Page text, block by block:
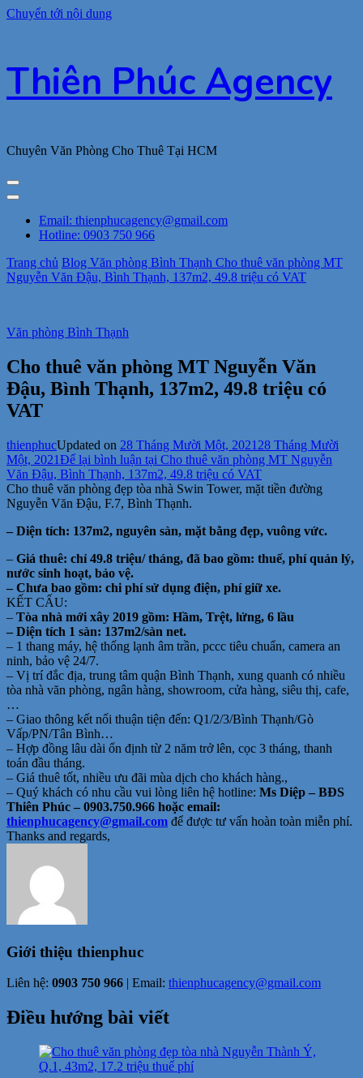
Chuyển tới nội dung
Thiên Phúc Agency
Chuyên Văn Phòng Cho Thuê Tại HCM
Email: thienphucagency@gmail.com
Hotline: 0903 750 966
Trang chủ Blog Văn phòng Bình Thạnh Cho thuê văn phòng MT
Nguyễn Văn Đậu, Bình Thạnh, 137m2, 49.8 triệu có VAT
Văn phòng Bình Thạnh
Cho thuê văn phòng MT Nguyễn Văn
Đậu, Bình Thạnh, 137m2, 49.8 triệu có
VAT
thienphucUpdated on 28 Tháng Mười Một, 2021 28 Tháng Mười
Một, 2021Để lại bình luận tại Cho thuê văn phòng MT Nguyễn
Văn Đậu, Bình Thạnh, 137m2, 49.8 triệu có VAT
Cho thuê văn phòng đẹp tòa nhà Swin Tower, mặt tiền đường
Nguyễn Văn Đậu, F.7, Bình Thạnh.
– Diện tích: 137m2, nguyên sàn, mặt bằng đẹp, vuông vức.
– Giá thuê: chỉ 49.8 triệu/ tháng, đã bao gồm: thuế, phí quản lý,
nước sinh hoạt, bảo vệ.
– Chưa bao gồm: chi phí sử dụng điện, phí giữ xe.
KẾT CẤU:
– Tòa nhà mới xây 2019 gồm: Hầm, Trệt, lửng, 6 lầu
– Diện tích 1 sàn: 137m2/sàn net.
– 1 thang máy, hệ thống lạnh âm trần, pccc tiêu chuẩn, camera an
ninh, bảo vệ 24/7.
– Vị trí đắc địa, trung tâm quận Bình Thạnh, xung quanh có nhiều
tòa nhà văn phòng, ngân hàng, showroom, cửa hàng, siêu thị, cafe,
…
– Giao thông kết nối thuận tiện đến: Q1/2/3/Bình Thạnh/Gò
Vấp/PN/Tân Bình…
– Hợp đồng lâu dài ổn định từ 2 năm trở lên, cọc 3 tháng, thanh
toán đầu tháng.
– Giá thuê tốt, nhiều ưu đãi mùa dịch cho khách hàng.,
– Quý khách có nhu cầu vui lòng liên hệ hotline: Ms Diệp – BĐS
Thiên Phúc – 0903.750.966 hoặc email:
thienphucagency@gmail.com để được tư vấn hoàn toàn miễn phí.
Thanks and regards,
Giới thiệu thienphuc
Liên hệ: 0903 750 966 | Email: thienphucagency@gmail.com
Điều hướng bài viết